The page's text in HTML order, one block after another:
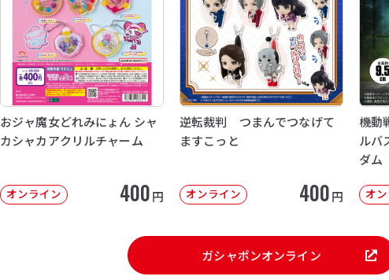
おジャ魔女どれみにょん シャ
カシャカアクリルチャーム
オンライン 400円
逆転裁判 つまんでつなげて
ますこっと
オンライン 400円
機動
ルバ
ダム
オ
ガシャポンオンライン